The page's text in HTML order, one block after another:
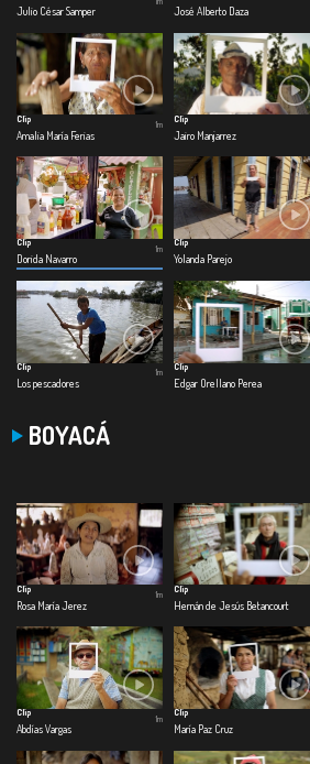
Julio César Samper José Alberto Daza
Clip
Amalia María Ferias
1m
Clip
Jairo Manjarrez
Clip
Dorida Navarro
1m
Clip
Yolanda Parejo
Clip
Los pescadores
1m
Clip
Edgar Orellano Perea
BOYACÁ
Clip
Rosa María Jerez
1m
Clip
Hernán de Jesús Betancourt
Clip
Abdías Vargas
1m
Clip
María Paz Cruz